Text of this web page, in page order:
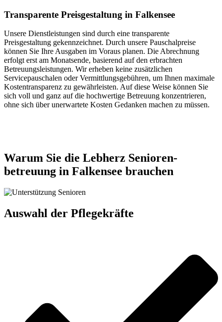
Transparente Preisgestaltung in Falkensee
Unsere Dienstleistungen sind durch eine transparente
Preisgestaltung gekennzeichnet. Durch unsere Pauschalpreise
können Sie Ihre Ausgaben im Voraus planen. Die Abrechnung
erfolgt erst am Monatsende, basierend auf den erbrachten
Betreuungsleistungen. Wir erheben keine zusätzlichen
Servicepauschalen oder Vermittlungsgebühren, um Ihnen maximale
Kostentransparenz zu gewährleisten. Auf diese Weise können Sie
sich voll und ganz auf die hochwertige Betreuung konzentrieren,
ohne sich über unerwartete Kosten Gedanken machen zu müssen.
Warum Sie die Lebherz Senioren­
betreuung in Falkensee brauchen
Auswahl der Pflegekräfte